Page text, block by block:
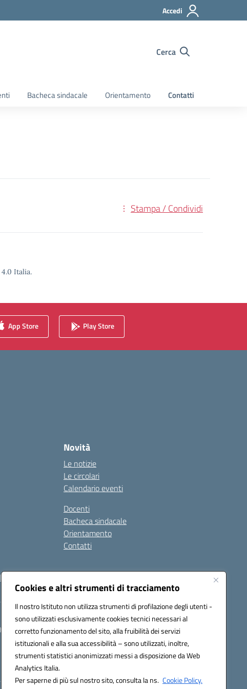
Cookies e altri strumenti di tracciamento
Il nostro Istituto non utilizza strumenti di profilazione degli utenti -
sono utilizzati esclusivamente cookies tecnici necessari al
corretto funzionamento del sito, alla fruibilità dei servizi
istituzionali e alla sua accessibilità – sono utilizzati, inoltre,
strumenti statistici anonimizzati messi a disposizione da Web
Analytics Italia.
Per saperne di più sul nostro sito, consulta la ns. Cookie Policy.
Accedi
Cerca
Bacheca sindacale Orientamento Contatti
Stampa / Condividi
Italia.
App Store Play Store
Novità
Le notizie
Le circolari
Calendario eventi
Docenti
Bacheca sindacale
Orientamento
Contatti